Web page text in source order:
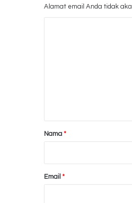
Alamat email Anda tidak
rNama *
Email *